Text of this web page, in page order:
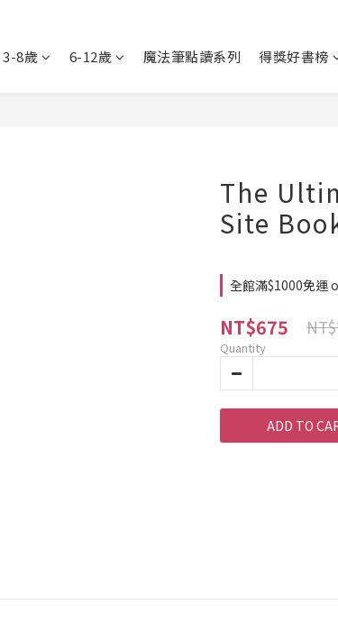
3-8歲 6-12歲 魔法筆點讀系列 得獎好書榜
The
Site
全館滿$1000免運
NT$675
Quantity
ADD TO